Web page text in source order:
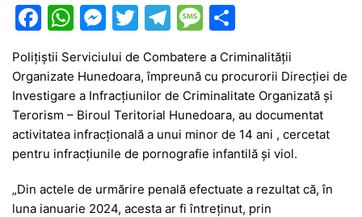
F
a
c
e
b
o
k
W
at
s
A
p
p
M
e
s
s
e
n
er
T
itt
er
T
e
gr
a
m
M
s
s
a
g
ar
ta
je
a
z
Polițiștii Serviciului de Combatere a Criminalităţii
Organizate Hunedoara, împreună cu procurorii Direcției de
Investigare a Infracțiunilor de Criminalitate Organizată și
Terorism – Biroul Teritorial Hunedoara, au documentat
activitatea infracțională a unui minor de 14 ani , cercetat
pentru infracțiunile de pornografie infantilă și viol.
„Din actele de urmărire penală efectuate a rezultat că, în
luna ianuarie 2024, acesta ar fi întreținut, prin